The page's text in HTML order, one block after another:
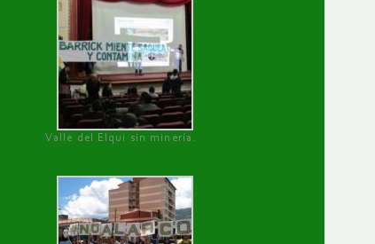
Valle del Elqui sin minería.